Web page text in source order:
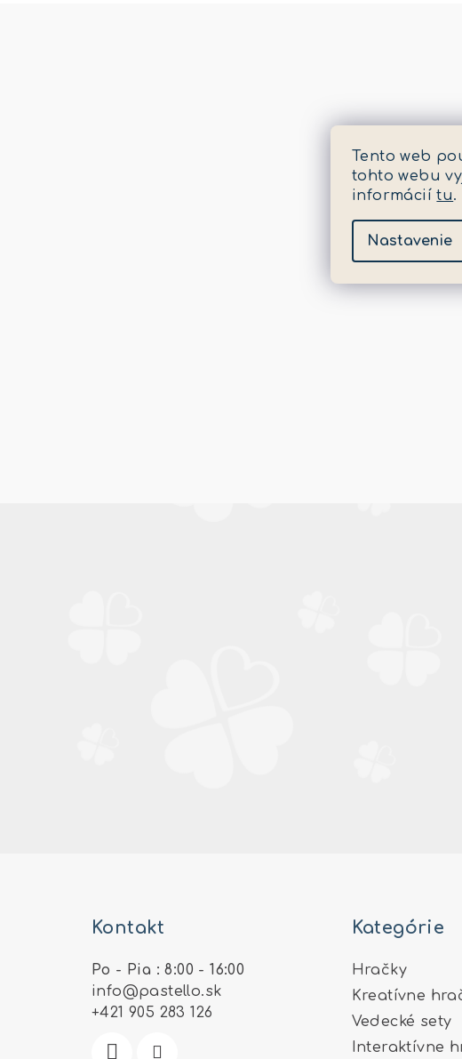
Tento web
tohto webu
informáciítu.
Nastavenie
Kontakt
Po - Pia : 8:00 - 16:00
info@pastello.sk
+421 905 283 126
Kategórie
Hračky
Kreatívne
Vedecké sety
Interaktívne